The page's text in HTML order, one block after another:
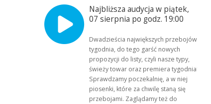
Najbliższa audycja w piątek,
07 sierpnia po godz. 19:00
Dwadzieścia największych przebojów
tygodnia, do tego garść nowych
propozycji do listy, czyli nasze typy,
świeży towar oraz premiera tygodnia!
Sprawdzamy poczekalnię, a w niej
piosenki, które za chwilę staną się
przebojami. Zaglądamy też do